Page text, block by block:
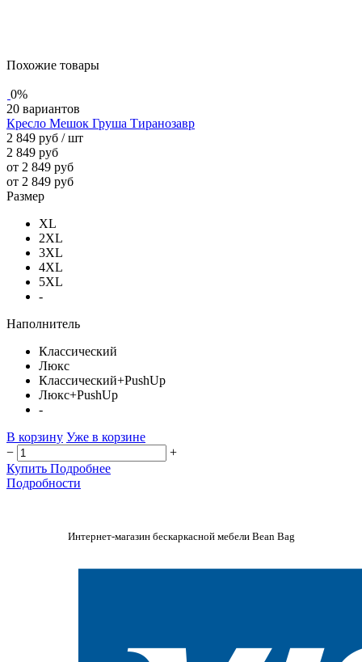
Похожие товары
0%
20 вариантов
Кресло Мешок Груша Тиранозавр
2 849 руб / шт
2 849 руб
от 2 849 руб
от 2 849 руб
Размер
XL
2XL
3XL
4XL
5XL
-
Наполнитель
Классический
Люкс
Классический+PushUp
Люкс+PushUp
-
В корзину Уже в корзине
−
+
Купить Подробнее
Подробности
Интернет-магазин бескаркасной мебели Bean Bag